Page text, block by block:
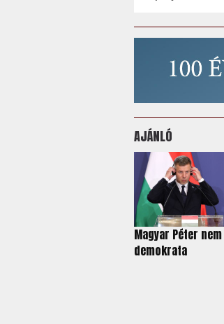
AJÁNLÓ
Magyar Péter nem
demokrata